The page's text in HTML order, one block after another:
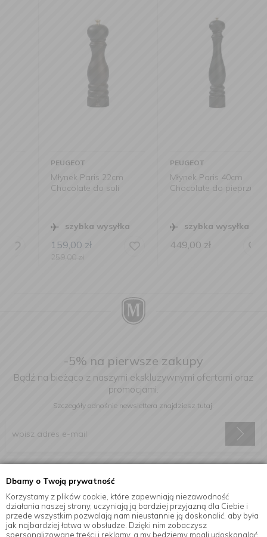
Dbamy o Twoją prywatność
Korzystamy z plików cookie, które zapewniają niezawodność
działania naszej strony, uczyniają ją bardziej przyjazną dla Ciebie i
przede wszystkim pozwalają nam nieustannie ją doskonalić, aby była
jak najbardziej łatwa w obsłudze. Dzięki nim zobaczysz
spersonalizowane treści i reklamy, a my będziemy mogli udoskonalać
PEUGEOT
Młynek Paris 22cm
Chocolate do soli
szybka wysyłka
159,00zł
259,00zł
PEUGEOT
Młynek Paris 40cm
Chocolate do pieprzu
szybka wysyłka
449,00zł
-5% na pierwsze zakupy
Bądź na bieżąco z naszymi ekskluzywnymi ofertami oraz
promocjami.
Szczegóły odnośnie newslettera znajdziesz tutaj.
elektroniczną na podany adres e-mail.
Informacje